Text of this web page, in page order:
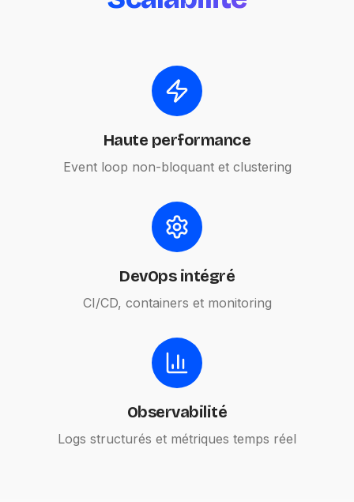
Haute performance
Event loop non-bloquant et clustering
DevOps intégré
CI/CD, containers et monitoring
Observabilité
Logs structurés et métriques temps réel